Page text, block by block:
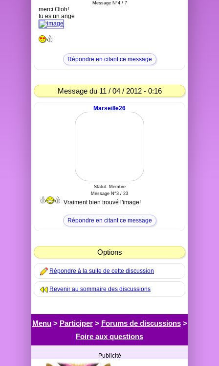
Message N°4 / 7
merci Otoh!
tu es un ange
Répondre en citant ce message
Message du 11 / 04 / 2012 - 0:16
Marseille26
Statut: Membre
Message N°3 / 23
Vraiment bien trouvé l'image!
Répondre en citant ce message
Options
Répondre à la suite de cette discussion
Revenir au sommaire des discussions
Menu> Participer> Forums de discussions>
Foire aux questions
Publicité